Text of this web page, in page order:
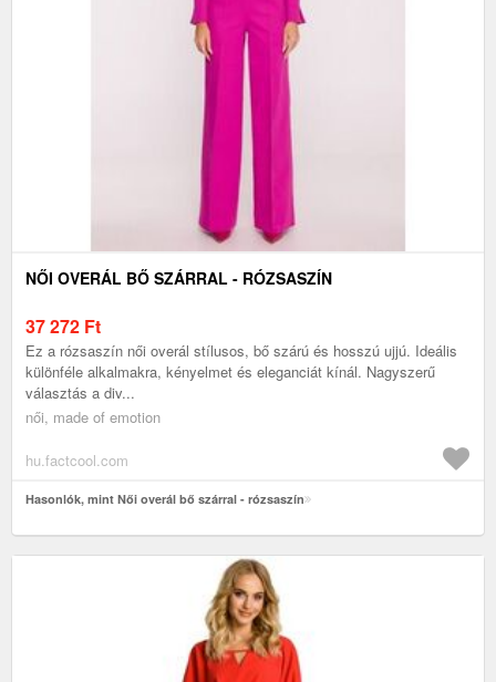
NŐI OVERÁL BŐ SZÁRRAL - RÓZSASZÍN
37 272 Ft
Ez a rózsaszín női overál stílusos, bő szárú és hosszú ujjú. Ideális
különféle alkalmakra, kényelmet és eleganciát kínál. Nagyszerű
választás a div...
női, made of emotion
hu.factcool.com
Hasonlók, mint Női overál bő szárral - rózsaszín